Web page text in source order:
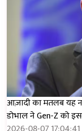
आज़ादी का मतलब यह
डोभाल ने Gen-Z को